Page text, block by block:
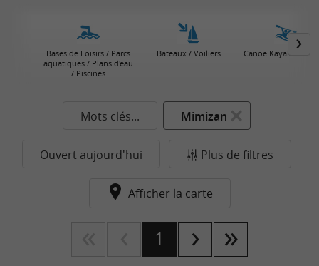
Bases de Loisirs / Parcs
aquatiques / Plans d'eau
/ Piscines
Bateaux / Voiliers Canoë Kayak /
Mots clés... Mimizan
Ouvert aujourd'hui Plus de filtres
Afficher la carte
1